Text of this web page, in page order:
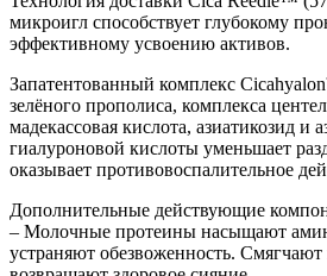
микроигл способствует глубокому
эффективному усвоению активов.
Запатентованный комплекс
зелёного прополиса, комплекса
мадекассовая кислота, азиатикозид и
гиалуроновой кислоты уменьшает
оказывает противовоспалительное
Дополнительные действующие
– Молочные протеины насыщают
устраняют обезвоженность.